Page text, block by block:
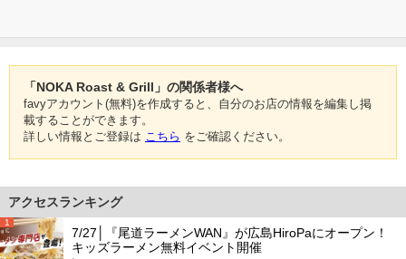
「NOKA Roast & Grill」の関係者様へ
favyアカウント(無料)を作成すると、自分のお店の情報を編集し掲
載することができます。
詳しい情報とご登録は こちら をご確認ください。
アクセスランキング
1
7/27│『尾道ラーメンWAN』が広島HiroPaにオープン！
キッズラーメン無料イベント開催